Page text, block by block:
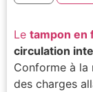
Le tampon en
circulation
Conforme à la
des charges